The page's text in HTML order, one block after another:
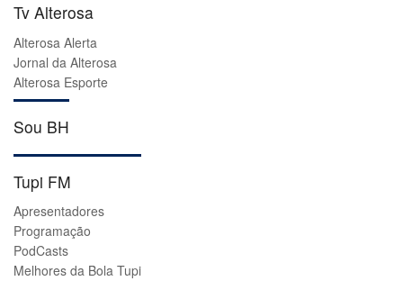
Tv Alterosa
Alterosa Alerta
Jornal da Alterosa
Alterosa Esporte
Sou BH
Tupi FM
Apresentadores
Programação
PodCasts
Melhores da Bola Tupi